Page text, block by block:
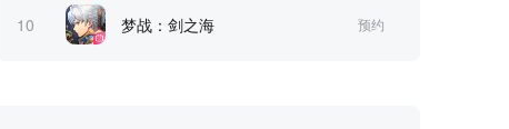
10 梦战：剑之海 预约